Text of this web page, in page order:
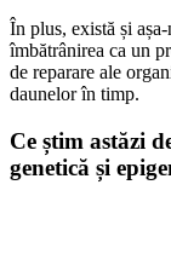
În plus, există și
îmbătrânirea ca un
de reparare ale
daunelor în timp.
Ce știm astăzi
genetică și